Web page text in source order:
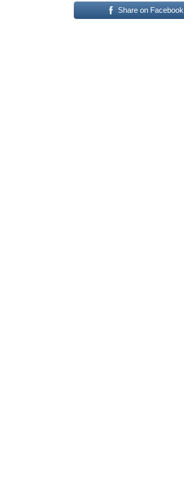
Share on Facebook